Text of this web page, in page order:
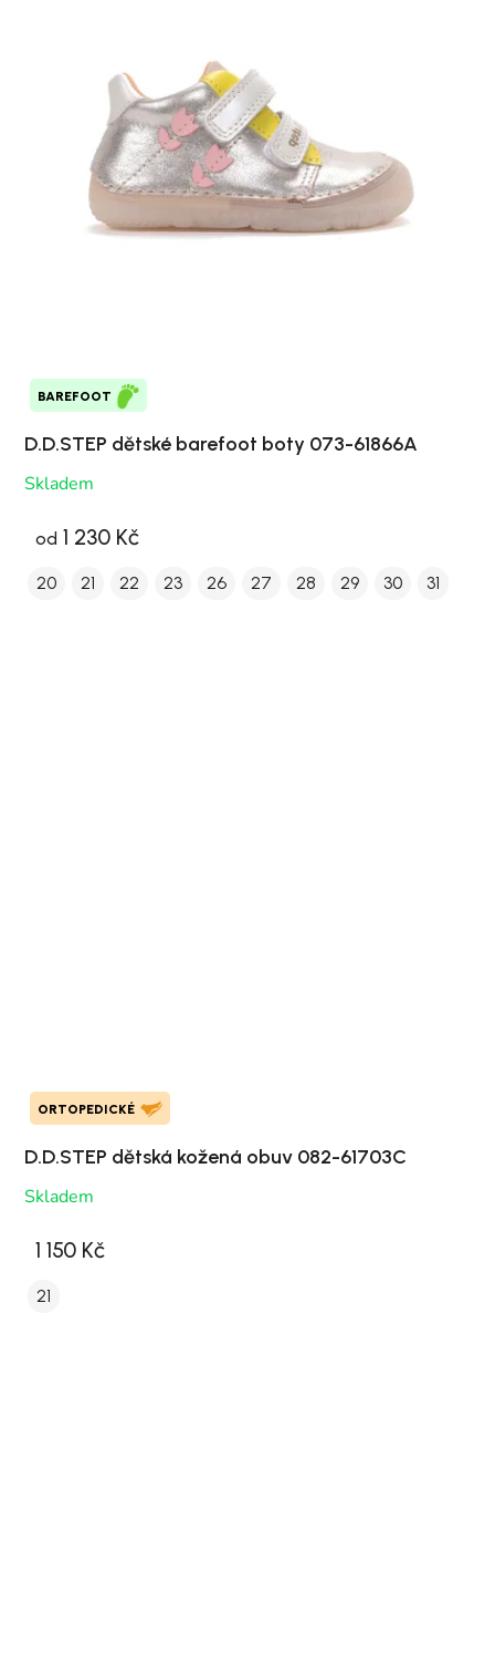
BAREFOOT
D.D.STEP dětské barefoot boty 073-61866A
Skladem
od 1 230 Kč
20 21 22 23 26 27 28 29 30 31
ORTOPEDICKÉ
D.D.STEP dětská kožená obuv 082-61703C
Skladem
1 150 Kč
21